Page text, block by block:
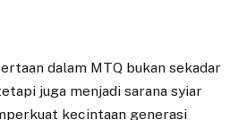
dalam MTQ bukan sekadar
juga menjadi sarana syiar
kecintaan generasi